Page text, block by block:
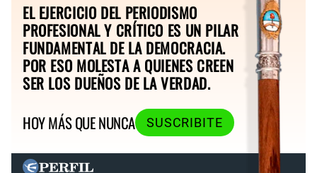
EL EJERCICIO DEL PERIODISMO
PROFESIONAL Y CRÍTICO ES UN PILAR
FUNDAMENTAL DE LA DEMOCRACIA.
POR ESO MOLESTA A QUIENES CREEN
SER LOS DUEÑOS DE LA VERDAD.
HOY MÁS QUE NUNCA
SUSCRIBITE